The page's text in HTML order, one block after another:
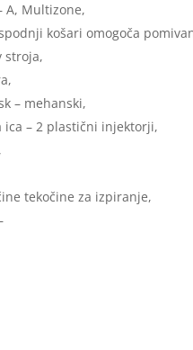
A, Multizone,
košari omogoča
stroja,
– mehanski,
– 2 plastični injektorji,
tekočine za izpiranje,